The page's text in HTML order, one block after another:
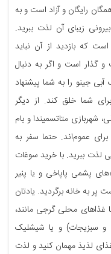
رایگان و آزاد است و به
زیبای آن لذت ببرید.
که بازدید از آن نباید
گذار است و اگر به دنبال
جینو را به شما پیشنهاد
شما خلق کند. از دیگر
شهربازی متاتسمیندا و بام
عموم‌اند. حتما سفر به
لذت ببرید. با خرید سوغات
پشمی پاپاخی و یا پنیر
به خانه برگردید. یادتان
غذاهای محلی گرجی مانند،
سبزیجات) و یا شیشلیک
لذیذ مهمان کنید و لذت